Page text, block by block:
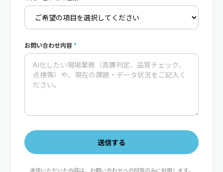
お問い合わせ内容*
送信する
送信いただいた内容は、お問い合わせへの回答のみに利用します。